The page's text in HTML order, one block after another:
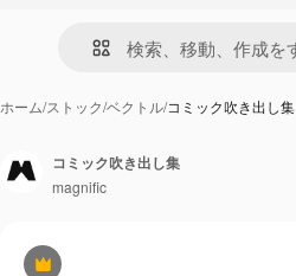
ホーム/ストック/ベクトル/コミック吹き出し集
コミック吹き出し集
magnific